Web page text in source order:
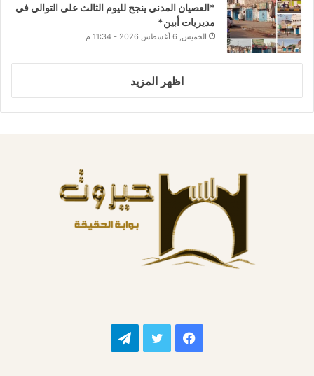
*العصيان المدني ينجح لليوم الثالث على التوالي في
مديريات أبين*
الخميس, 6 أغسطس 2026 - 11:34 م
اظهر المزيد
فيسبوك تويتر تيلقرام